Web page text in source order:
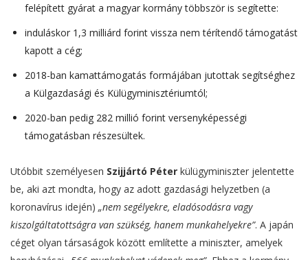
felépített gyárat a magyar kormány többször is segítette:
induláskor 1,3 milliárd forint vissza nem térítendő támogatást
kapott a cég;
2018-ban kamattámogatás formájában jutottak segítséghez
a Külgazdasági és Külügyminisztériumtól;
2020-ban pedig 282 millió forint versenyképességi
támogatásban részesültek.
Utóbbit személyesen Szijjártó Péter külügyminiszter jelentette
be, aki azt mondta, hogy az adott gazdasági helyzetben (a
koronavírus idején) „nem segélyekre, eladósodásra vagy
kiszolgáltatottságra van szükség, hanem munkahelyekre”. A japán
céget olyan társaságok között említette a miniszter, amelyek